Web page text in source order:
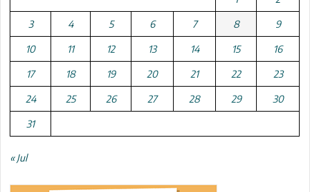
3 4 5 6 7 8 9
10 11 12 13 14 15 16
17 18 19 20 21 22 23
24 25 26 27 28 29 30
31
« Jul